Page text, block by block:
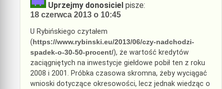
Uprzejmy donosiciel pisze:
18 czerwca 2013 o 10:45
U Rybińskiego czytałem
(https://www.rybinski.eu/2013/06/czy-nadchodzi-
spadek-o-30-50-procent/), że wartość kredytów
zaciągniętych na inwestycje giełdowe pobił ten z roku
2008 i 2001. Próbka czasowa skromna, żeby wyciągać
wnioski dotyczące okresowości, lecz jednak wiedząc o